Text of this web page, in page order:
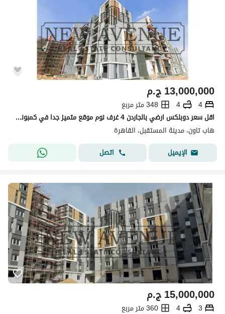
ج.م13,000,000
4
4
348 متر مربع
اقل سعر دوبلكس ارضي بالجاردن 4 غرف نوم موقع متميز جدا في كمبوند هاب تاون (حسن علام) مستقبل سيتي
هاب تاون، مدينة المستقبل، القاهرة
الإيميل
اتصل
ج.م15,000,000
3
4
360 متر مربع